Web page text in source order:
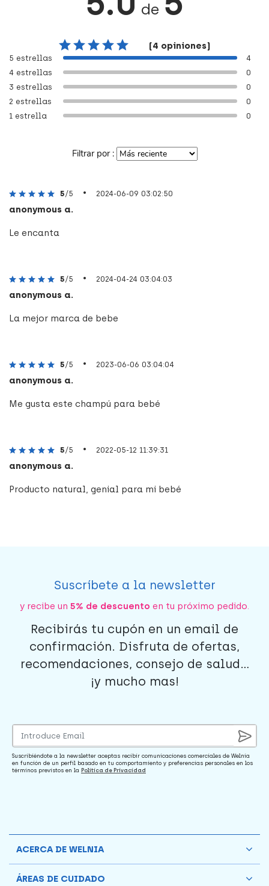
de
(4 opiniones)
1 estrella 0
2 estrellas 0
3 estrellas 0
4 estrellas 0
5 estrellas 4
Filtrar por :
5/5 • 2024-06-09 03:02:50
anonymous a.
Le encanta
5/5 • 2024-04-24 03:04:03
anonymous a.
La mejor marca de bebe
5/5 • 2023-06-06 03:04:04
anonymous a.
Me gusta este champú para bebé
5/5 • 2022-05-12 11:39:31
anonymous a.
Producto natural, genial para mi bebé
Suscríbete a la newsletter
y recibe un 5% de descuento en tu próximo pedido.
Recibirás tu cupón en un email de
confirmación. Disfruta de ofertas,
recomendaciones, consejo de salud...
¡y mucho mas!
Suscribiéndote a la newsletter aceptas recibir comunicaciones comerciales de Welnia
en función de un perfil basado en tu comportamiento y preferencias personales en los
términos previstos en la Política de Privacidad
ACERCA DE WELNIA
ÁREAS DE CUIDADO